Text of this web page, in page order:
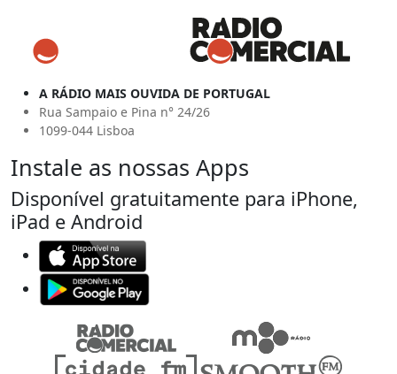
A RÁDIO MAIS OUVIDA DE PORTUGAL
Rua Sampaio e Pina n° 24/26
1099-044 Lisboa
Instale as nossas Apps
Disponível gratuitamente para iPhone,
iPad e Android